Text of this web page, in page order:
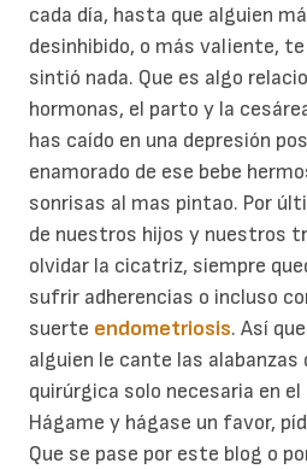
cada día, hasta que alguien
desinhibido, o más valiente,
sintió nada. Que es algo
hormonas, el parto y la
has caído en una depresión
enamorado de ese bebe
sonrisas al mas pintao. Por
de nuestros hijos y nuestros
olvidar la cicatriz, siempre
sufrir adherencias o incluso
suerte endometriosis. Así
alguien le cante las alabanzas
quirúrgica solo necesaria en
Hágame y hágase un favor,
Que se pase por este blog o